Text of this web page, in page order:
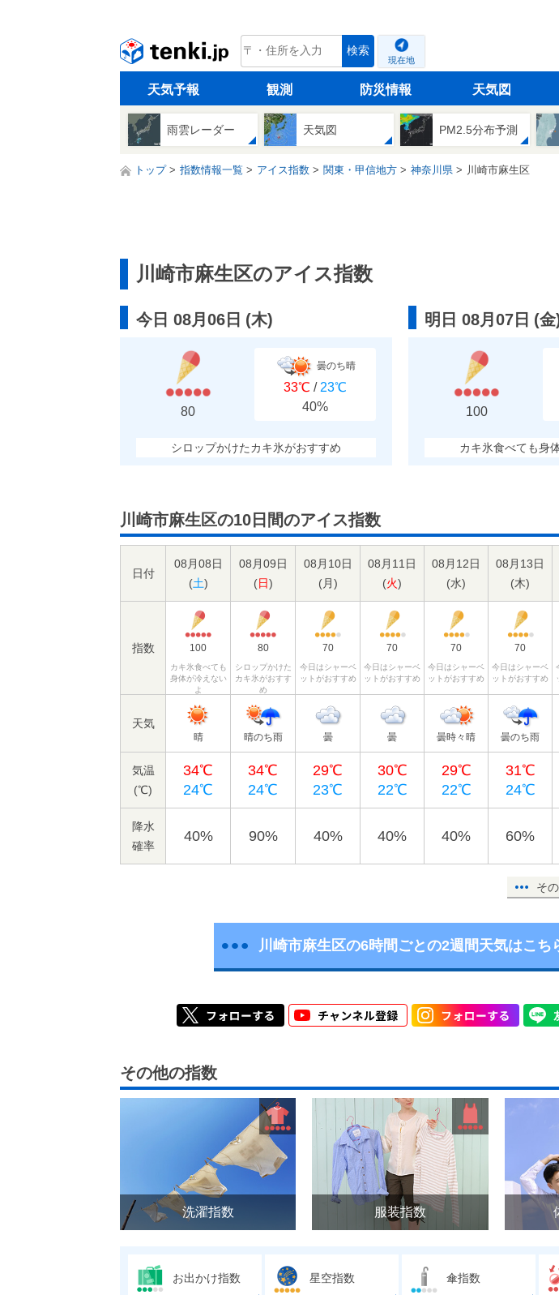
tenki.jp 検索
現在地
天気予報 観測 防災情報 天気図
雨雲レーダー 天気図 PM2.5分布予測
トップ 指数情報一覧 アイス指数 関東・甲信地方 神奈川県 川崎市麻生区
川崎市麻生区のアイス指数
今日 08月06日 (木)
80
曇のち晴
33℃ / 23℃
40%
シロップかけたカキ氷がおすすめ
明日 08月07日 (金
100
カキ氷食べても身
川崎市麻生区の10日間のアイス指数
日付
08月08日
(土)
08月09日
(日)
08月10日
(月)
08月11日
(火)
08月12日
(水)
08月13日
(木)
指数 100
カキ氷食べても
身体が冷えない
よ
80
シロップかけた
カキ氷がおすす
め
70
今日はシャーベ
ットがおすすめ
70
今日はシャーベ
ットがおすすめ
70
今日はシャーベ
ットがおすすめ
70
今日はシャーベ
ットがおすすめ
天気
晴 晴のち雨 曇 曇 曇時々晴 曇のち雨
気温
(℃)
34℃
24℃
34℃
24℃
29℃
23℃
30℃
22℃
29℃
22℃
31℃
24℃
降水
確率
40% 90% 40% 40% 40% 60%
そ
川崎市麻生区の6時間ごとの2週間天気はこち
その他の指数
洗濯指数 服装指数
お出かけ指数 星空指数 傘指数